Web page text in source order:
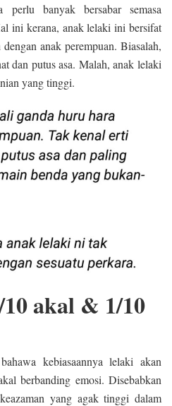
banyak bersabar semasa
ini kerana, anak lelaki ini bersifat
anak perempuan. Biasalah,
dan putus asa. Malah, anak lelaki
yang tinggi.
akal & 1/10
kebiasaannya lelaki akan
berbanding emosi. Disebabkan
yang agak tinggi dalam